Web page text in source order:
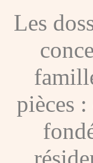
Les
pièces